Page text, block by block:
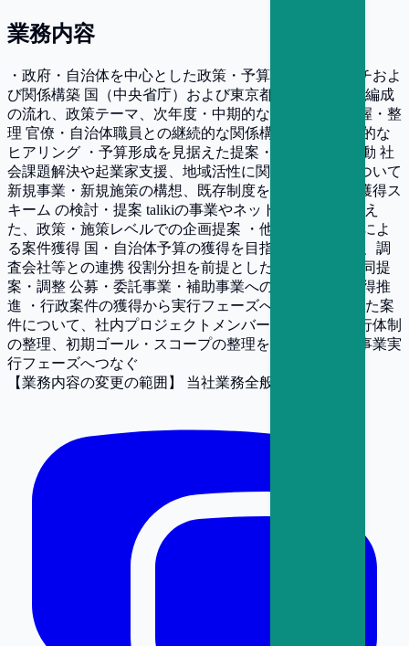
業務内容
・政府・自治体を中心とした政策・予算動向のリサーチおよ
び関係構築 国（中央省庁）および東京都における 予算編成
の流れ、政策テーマ、次年度・中期的な重点領域の把握・整
理 官僚・自治体職員との継続的な関係構築および定期的な
ヒアリング ・予算形成を見据えた提案・ロビイング活動 社
会課題解決や起業家支援、地域活性に関するテーマについて
新規事業・新規施策の構想、既存制度を活用した予算獲得ス
キーム の検討・提案 talikiの事業やネットワークを踏まえ
た、政策・施策レベルでの企画提案 ・他企業との連携によ
る案件獲得 国・自治体予算の獲得を目指している企業、調
査会社等との連携 役割分担を前提とした案件形成・共同提
案・調整 公募・委託事業・補助事業への参画および獲得推
進 ・行政案件の獲得から実行フェーズへの接続 獲得した案
件について、社内プロジェクトメンバーとの連携、実行体制
の整理、初期ゴール・スコープの整理を行い、円滑に事業実
行フェーズへつなぐ
【業務内容の変更の範囲】
当社業務全般